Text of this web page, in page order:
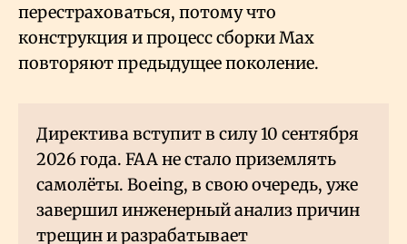
перестраховаться, потому что
конструкция и процесс сборки Max
повторяют предыдущее поколение.
Директива вступит в силу 10 сентября
2026 года. FAA не стало приземлять
самолёты. Boeing, в свою очередь, уже
завершил инженерный анализ причин
трещин и разрабатывает